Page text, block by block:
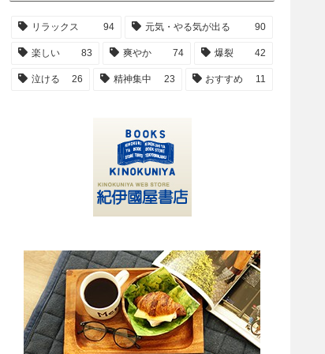
リラックス 94 元気・やる気が出る 90
楽しい 83 爽やか 74 爆裂 42
泣ける 26 精神集中 23 おすすめ 11